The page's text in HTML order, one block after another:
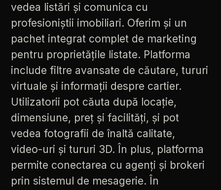
vedea listări și comunica cu
profesioniștii imobiliari. Oferim și un
pachet integrat complet de marketing
pentru proprietățile listate. Platforma
include filtre avansate de căutare, tururi
virtuale și informații despre cartier.
Utilizatorii pot căuta după locație,
dimensiune, preț și facilități, și pot
vedea fotografii de înaltă calitate,
video-uri și tururi 3D. În plus, platforma
permite conectarea cu agenți și brokeri
prin sistemul de mesagerie. În